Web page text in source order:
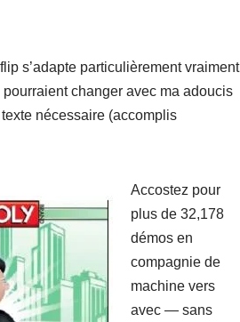
s’adapte particulièrement vraiment
changer avec ma adoucis
nécessaire (accomplis
Accostez pour
plus de 32,178
démos en
compagnie de
machine vers
avec — sans